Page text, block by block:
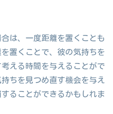
は、一度距離を置くことも
置くことで、彼の気持ちを
える時間を与えることがで
ちを見つめ直す機会を与え
ることができるかもしれま